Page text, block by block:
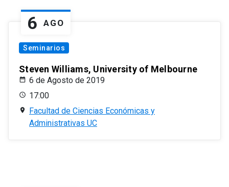
6 AGO
Seminarios
Steven Williams, University of Melbourne
6 de Agosto de 2019
17:00
Facultad de Ciencias Económicas y
Administrativas UC